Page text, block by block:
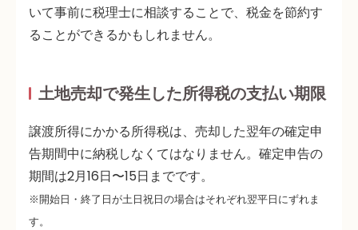
いて事前に税理士に相談することで、税金を節約す
ることができるかもしれません。
土地売却で発生した所得税の支払い期限
譲渡所得にかかる所得税は、売却した翌年の確定申
告期間中に納税しなくてはなりません。確定申告の
期間は2月16日〜15日までです。
※開始日・終了日が土日祝日の場合はそれぞれ翌平日にずれま
す。